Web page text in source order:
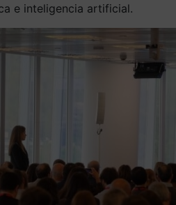
e inteligencia artificial.